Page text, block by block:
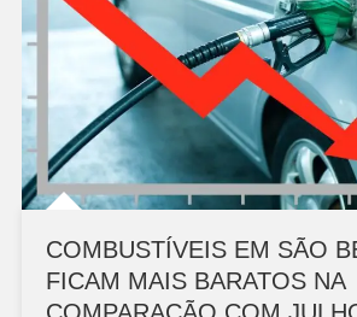
COMBUSTÍVEIS EM SÃO
FICAM MAIS BARATOS NA